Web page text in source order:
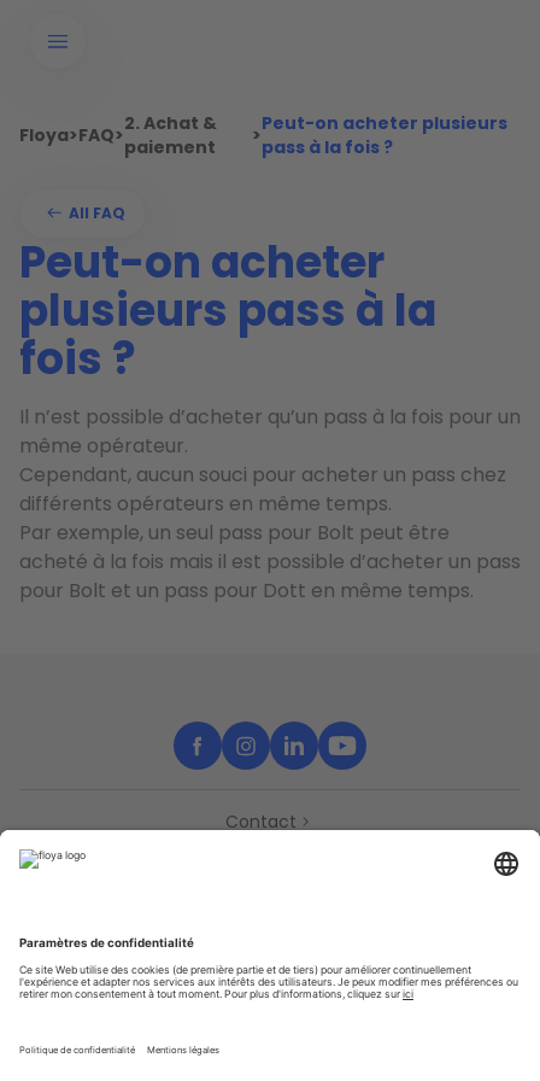
Floya>FAQ>2. Achat &
paiement
>Peut-on acheter plusieurs
pass à la fois ?
All FAQ
Peut-on acheter
plusieurs pass à la
fois ?
Il n’est possible d’acheter qu’un pass à la fois pour un
même opérateur.
Cependant, aucun souci pour acheter un pass chez
différents opérateurs en même temps.
Par exemple, un seul pass pour Bolt peut être
acheté à la fois mais il est possible d’acheter un pass
pour Bolt et un pass pour Dott en même temps.
Contact
Partenaires